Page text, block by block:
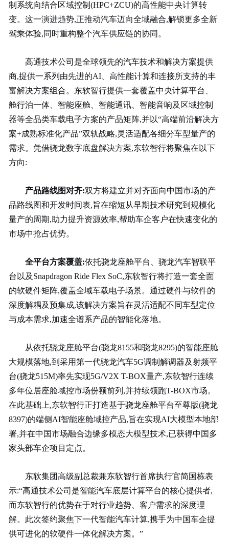
制系统向结合区域控制(HPC+ZCU)的高性能中央计算转
变。这一演进趋势,正推动汽车迈向全域融合,解锁更多全新
驾乘体验,同时重构整个汽车供应链的协同。
高通技术公司是全球领先的汽车技术和解决方案提供
商,提供一系列由先进的AI、高性能计算和连接所支持的丰
富解决方案组合。东软智行提供一套覆盖中央计算平台、
舱行泊一体、智能座舱、智能通讯、智能音响及区域控制
器等全品类车载电子方案的产品矩阵,并以“高端前沿解决方
案+成熟标准化产品”双轨战略,灵活适配各细分车型量产的
需求。凭借骁龙数字底盘解决方案,东软智行将聚焦在以下
方向:
产品路线图对齐:双方将建立并对齐面向中国市场的产
品路线图和开发时间表,旨在缩短从早期技术研究到规模化
量产的周期,助力提升资源效率,帮助车企客户在快速变化的
市场中抢占优势。
全平台方案覆盖:依托骁龙座舱平台、骁龙汽车智联平
台以及Snapdragon Ride Flex SoC,东软智行将打造一套全面
的软硬件矩阵,覆盖全域车载电子场景。通过硬件与软件的
深度解耦及预集成,该解决方案旨在灵活适配不同车型定位
与成本需求,加速全谱系产品的智能化落地。
从依托骁龙座舱平台(骁龙8155和骁龙8295)的智能座舱
大规模落地,到采用第一代骁龙汽车5G调制解调器及射频平
台(骁龙515M)率先实现5G/V2X T-BOX量产,东软智行连续
多年位居座舱域控市场份额前列,并持续领跑T-BOX市场。
在此基础上,东软智行正打造基于骁龙座舱平台至尊版(骁龙
8397)的端侧AI智能座舱域控产品,旨在实现AI大模型本地部
署,并在中国市场融合边缘多模态大模型技术,已获得中国多
家头部车企项目定点。
东软集团高级副总裁兼东软智行首席执行官简国栋表
示:“高通技术公司是智能汽车底层计算平台的核心提供者,
而东软智行的优势在于对行业趋势、客户需求的深度理
解。此次签约聚焦下一代智能汽车计算,携手为中国车企提
供可进化的软硬件一体化解决方案。”